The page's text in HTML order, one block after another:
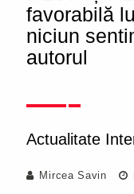
favorabilă
niciun
autorul
Actualitate
Mircea Savin